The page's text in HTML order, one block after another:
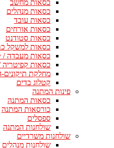
כסאות מחשב
כסאות מנהלים
כסאות עובד
כסאות אורחים
כסאות סטודנט
כסאות למשקל
כסאות מעבדה /
כסאות קפיטריה
מחלקת
קטלוג בדים
פינות המתנה
כסאות המתנה
כורסאות המתנה
ספסלים
שולחנות המתנה
שולחנות משרדיים
שולחנות מנהלים